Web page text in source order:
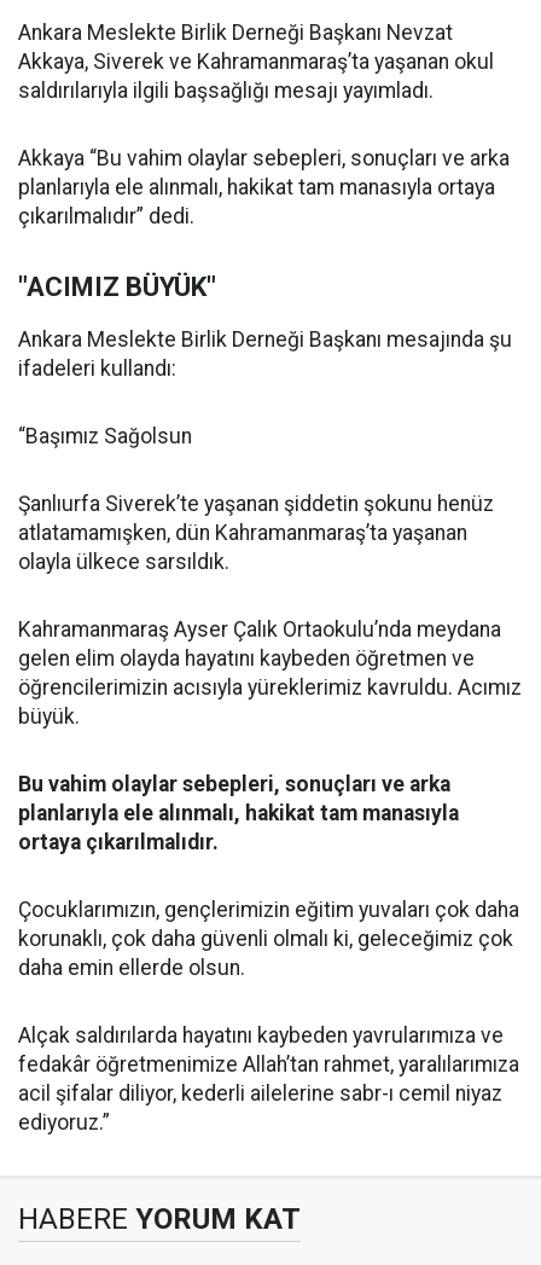
Ankara Meslekte Birlik Derneği Başkanı Nevzat
Akkaya, Siverek ve Kahramanmaraş’ta yaşanan okul
saldırılarıyla ilgili başsağlığı mesajı yayımladı.
Akkaya “Bu vahim olaylar sebepleri, sonuçları ve arka
planlarıyla ele alınmalı, hakikat tam manasıyla ortaya
çıkarılmalıdır” dedi.
"ACIMIZ BÜYÜK"
Ankara Meslekte Birlik Derneği Başkanı mesajında şu
ifadeleri kullandı:
“Başımız Sağolsun
Şanlıurfa Siverek’te yaşanan şiddetin şokunu henüz
atlatamamışken, dün Kahramanmaraş’ta yaşanan
olayla ülkece sarsıldık.
Kahramanmaraş Ayser Çalık Ortaokulu’nda meydana
gelen elim olayda hayatını kaybeden öğretmen ve
öğrencilerimizin acısıyla yüreklerimiz kavruldu. Acımız
büyük.
Bu vahim olaylar sebepleri, sonuçları ve arka
planlarıyla ele alınmalı, hakikat tam manasıyla
ortaya çıkarılmalıdır.
Çocuklarımızın, gençlerimizin eğitim yuvaları çok daha
korunaklı, çok daha güvenli olmalı ki, geleceğimiz çok
daha emin ellerde olsun.
Alçak saldırılarda hayatını kaybeden yavrularımıza ve
fedakâr öğretmenimize Allah’tan rahmet, yaralılarımıza
acil şifalar diliyor, kederli ailelerine sabr-ı cemil niyaz
ediyoruz.”
HABERE YORUM KAT